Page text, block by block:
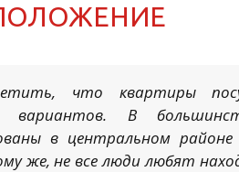
что квартиры
вариантов. В
в центральном
же, не все люди любят